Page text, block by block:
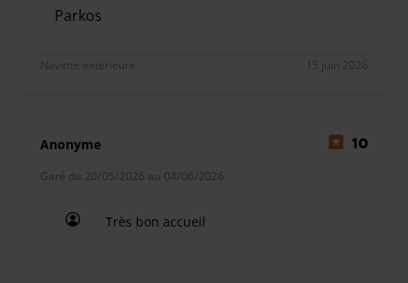
Parkos
Navette extérieure 15 juin 2026
Anonyme 10
Garé du 20/05/2026 au 04/06/2026
Très bon accueil